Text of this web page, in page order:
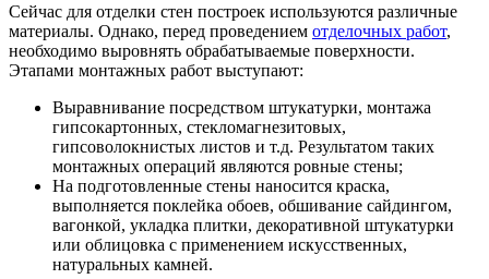
Сейчас для отделки стен построек используются различные
материалы. Однако, перед проведением отделочных работ,
необходимо выровнять обрабатываемые поверхности.
Этапами монтажных работ выступают:
Выравнивание посредством штукатурки, монтажа
гипсокартонных, стекломагнезитовых,
гипсоволокнистых листов и т.д. Результатом таких
монтажных операций являются ровные стены;
На подготовленные стены наносится краска,
выполняется поклейка обоев, обшивание сайдингом,
вагонкой, укладка плитки, декоративной штукатурки
или облицовка с применением искусственных,
натуральных камней.